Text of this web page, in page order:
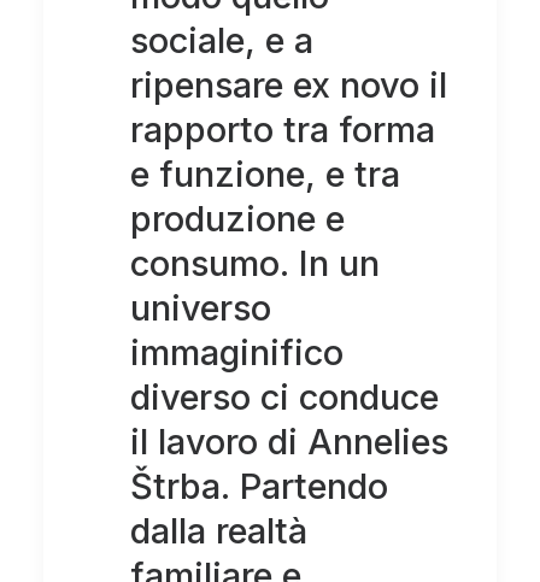
sociale, e a
ripensare ex novo il
rapporto tra forma
e funzione, e tra
produzione e
consumo. In un
universo
immaginifico
diverso ci conduce
il lavoro di Annelies
Štrba. Partendo
dalla realtà